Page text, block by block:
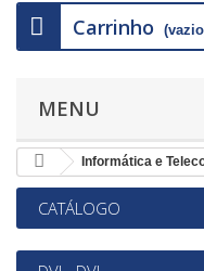
Carrinho
MENU
Informática e
CATÁLOGO